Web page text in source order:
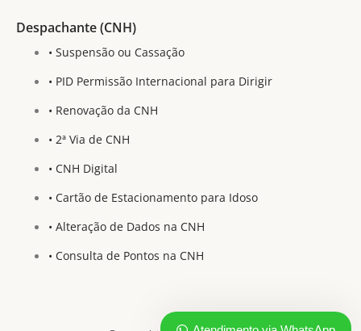
Despachante (CNH)
• Suspensão ou Cassação
• PID Permissão Internacional para Dirigir
• Renovação da CNH
• 2ª Via de CNH
• CNH Digital
• Cartão de Estacionamento para Idoso
• Alteração de Dados na CNH
• Consulta de Pontos na CNH